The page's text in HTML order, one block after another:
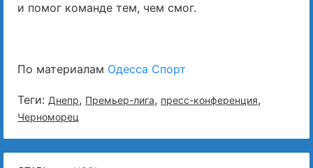
и помог команде тем, чем смог.
По материалам Одесса Спорт
Теги: Днепр, Премьер-лига, пресс-конференция,
Черноморец